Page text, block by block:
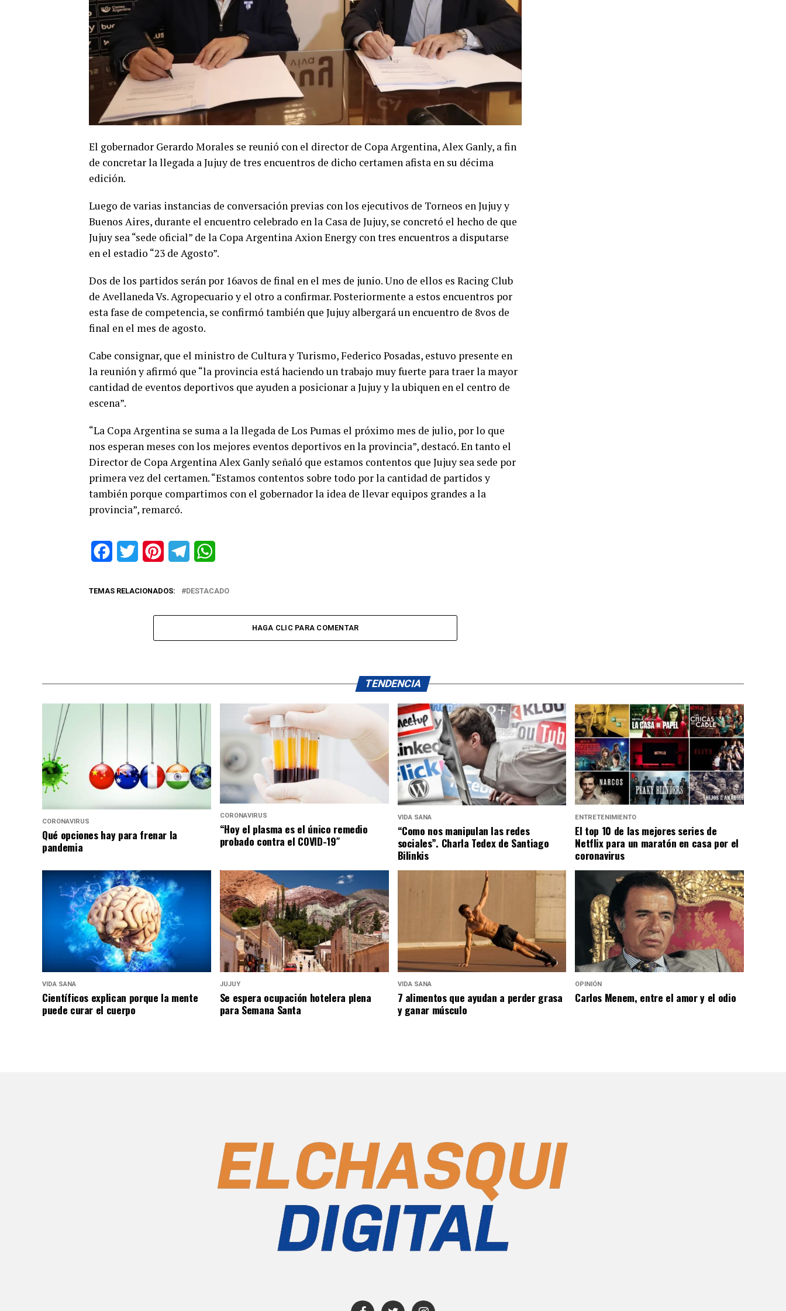
El gobernador Gerardo Morales se reunió con el director de Copa Argentina, Alex Ganly, a fin
de concretar la llegada a Jujuy de tres encuentros de dicho certamen afista en su décima
edición.
Luego de varias instancias de conversación previas con los ejecutivos de Torneos en Jujuy y
Buenos Aires, durante el encuentro celebrado en la Casa de Jujuy, se concretó el hecho de que
Jujuy sea “sede oficial” de la Copa Argentina Axion Energy con tres encuentros a disputarse
en el estadio “23 de Agosto”.
Dos de los partidos serán por 16avos de final en el mes de junio. Uno de ellos es Racing Club
de Avellaneda Vs. Agropecuario y el otro a confirmar. Posteriormente a estos encuentros por
esta fase de competencia, se confirmó también que Jujuy albergará un encuentro de 8vos de
final en el mes de agosto.
Cabe consignar, que el ministro de Cultura y Turismo, Federico Posadas, estuvo presente en
la reunión y afirmó que “la provincia está haciendo un trabajo muy fuerte para traer la mayor
cantidad de eventos deportivos que ayuden a posicionar a Jujuy y la ubiquen en el centro de
escena”.
“La Copa Argentina se suma a la llegada de Los Pumas el próximo mes de julio, por lo que
nos esperan meses con los mejores eventos deportivos en la provincia”, destacó. En tanto el
Director de Copa Argentina Alex Ganly señaló que estamos contentos que Jujuy sea sede por
primera vez del certamen. “Estamos contentos sobre todo por la cantidad de partidos y
también porque compartimos con el gobernador la idea de llevar equipos grandes a la
provincia”, remarcó.
FacebookTwitter PinterestTelegram
TEMAS RELACIONADOS: DESTACADO
HAGA CLIC PARA COMENTAR
TENDENCIA
CORONAVIRUS
Qué opciones hay para frenar la
pandemia
CORONAVIRUS
“Hoy el plasma es el único remedio
probado contra el COVID-19″
VIDA SANA
“Como nos manipulan las redes
sociales”. Charla Tedex de Santiago
Bilinkis
ENTRETENIMIENTO
El top 10 de las mejores series de
Netflix para un maratón en casa por el
coronavirus
VIDA SANA
Científicos explican porque la mente
puede curar el cuerpo
JUJUY
Se espera ocupación hotelera plena
para Semana Santa
VIDA SANA
7 alimentos que ayudan a perder grasa
y ganar músculo
OPINIÓN
Carlos Menem, entre el amor y el odio